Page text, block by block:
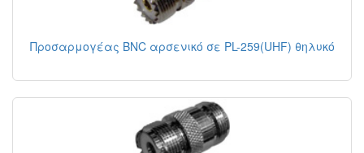
Προσαρμογέας BNC αρσενικό σε PL-259(UHF) θηλυκό